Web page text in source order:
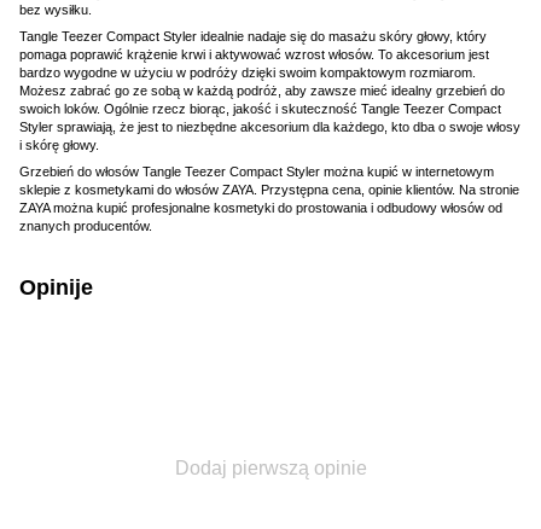
bez wysiłku.
Tangle Teezer Compact Styler idealnie nadaje się do masażu skóry głowy, który
pomaga poprawić krążenie krwi i aktywować wzrost włosów. To akcesorium jest
bardzo wygodne w użyciu w podróży dzięki swoim kompaktowym rozmiarom.
Możesz zabrać go ze sobą w każdą podróż, aby zawsze mieć idealny grzebień do
swoich loków. Ogólnie rzecz biorąc, jakość i skuteczność Tangle Teezer Compact
Styler sprawiają, że jest to niezbędne akcesorium dla każdego, kto dba o swoje włosy
i skórę głowy.
Grzebień do włosów Tangle Teezer Compact Styler można kupić w internetowym
sklepie z kosmetykami do włosów ZAYA. Przystępna cena, opinie klientów. Na stronie
ZAYA można kupić profesjonalne kosmetyki do prostowania i odbudowy włosów od
znanych producentów.
Opinije
Dodaj pierwszą opinie